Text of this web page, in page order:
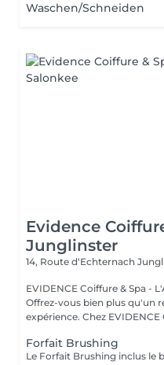
Waschen/Schneiden
Evidence
Junglinster
14, Route d‘Echternach
EVIDENCE Coiffure & Spa -
Offrez-vous bien plus qu'un
expérience. Chez
Forfait Brushing